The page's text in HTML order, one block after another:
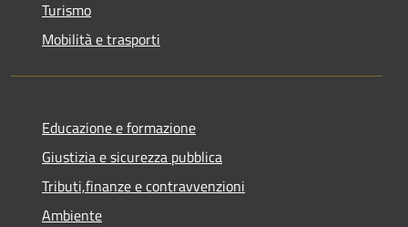
Turismo
Mobilità e trasporti
Educazione e formazione
Giustizia e sicurezza pubblica
Tributi,finanze e contravvenzioni
Ambiente